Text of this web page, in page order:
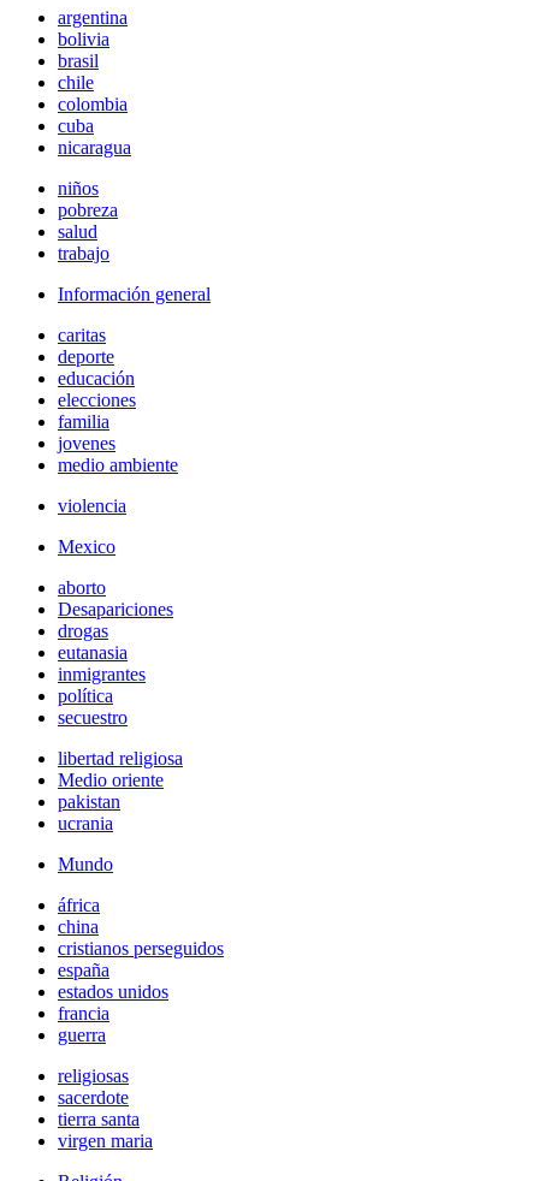
argentina
bolivia
brasil
chile
colombia
cuba
nicaragua
niños
pobreza
salud
trabajo
Información general
caritas
deporte
educación
elecciones
familia
jovenes
medio ambiente
violencia
Mexico
aborto
Desapariciones
drogas
eutanasia
inmigrantes
política
secuestro
libertad religiosa
Medio oriente
pakistan
ucrania
Mundo
áfrica
china
cristianos perseguidos
españa
estados unidos
francia
guerra
religiosas
sacerdote
tierra santa
virgen maria